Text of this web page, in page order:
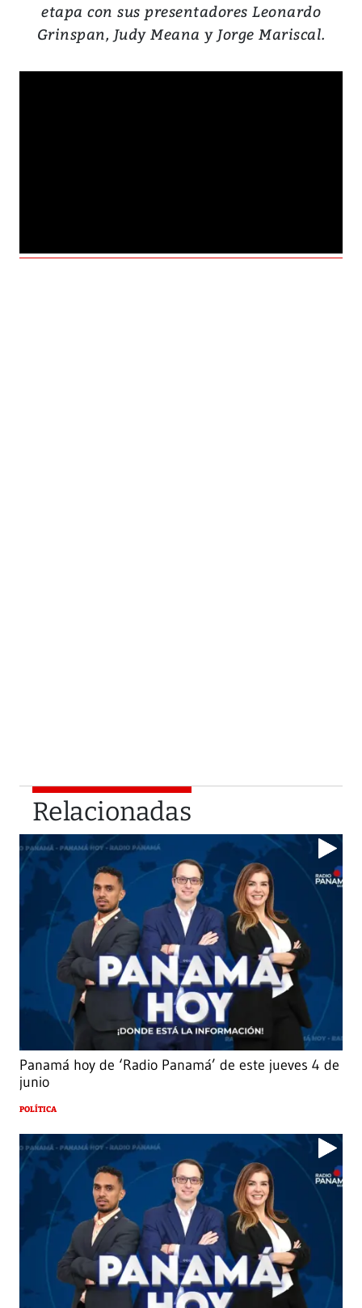
etapa con sus presentadores Leonardo
Grinspan, Judy Meana y Jorge Mariscal.
Relacionadas
Panamá hoy de ‘Radio Panamá’ de este jueves 4 de
junio
POLÍTICA